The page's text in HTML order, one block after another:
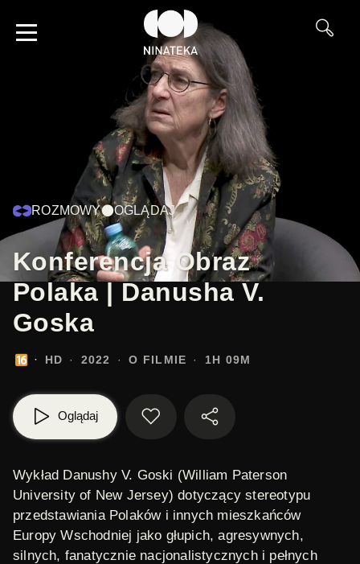
ROZMOWY OGLĄDAJ
Konferencja Obraz
Polaka | Danusha V.
Goska
HD 2022 O FILMIE 1H 09M
Oglądaj
Wykład Danushy V. Goski (William Paterson
University of New Jersey) dotyczący stereotypu
przedstawiania Polaków i innych mieszkańców
Europy Wschodniej jako głupich, agresywnych,
silnych, fanatycznie nacjonalistycznych i pełnych